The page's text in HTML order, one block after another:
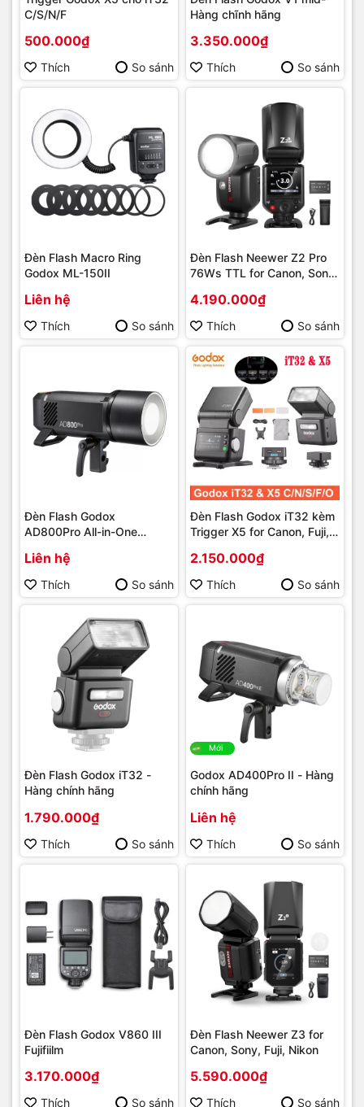
C/S/N/F
500.000₫
Thích So sánh
Hàng chĩnh hãng
3.350.000₫
Thích So sánh
Đèn Flash Macro Ring
Godox ML-150II
Liên hệ
Thích So sánh
Đèn Flash Neewer Z2 Pro
76Ws TTL for Canon, Sony,
4.190.000₫
Thích So sánh
Đèn Flash Godox
AD800Pro All-in-One
Liên hệ
Thích So sánh
Đèn Flash Godox iT32 kèm
Trigger X5 for Canon, Fuji,
2.150.000₫
Thích So sánh
Đèn Flash Godox iT32 -
Hàng chính hãng
1.790.000₫
Thích So sánh
Mới
Godox AD400Pro II - Hàng
chính hãng
Liên hệ
Thích So sánh
Đèn Flash Godox V860 III
Fujifiilm
3.170.000₫
Thích So sánh
Đèn Flash Neewer Z3 for
Canon, Sony, Fuji, Nikon
5.590.000₫
Thích So sánh